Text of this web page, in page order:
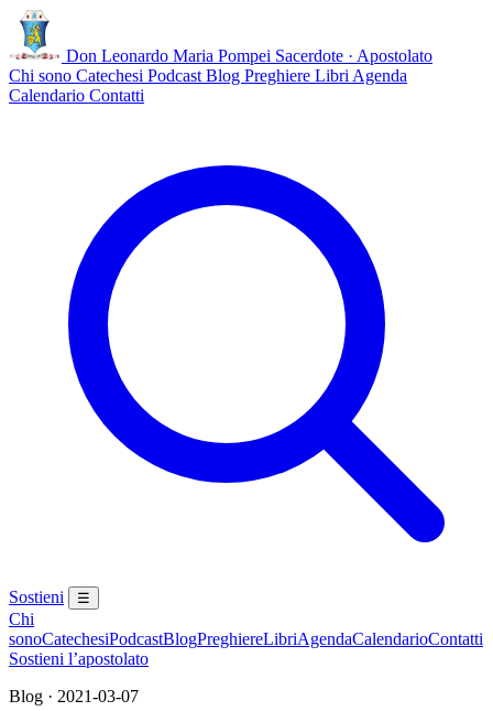
Don Leonardo Maria Pompei Sacerdote · Apostolato
Chi sono Catechesi Podcast Blog Preghiere Libri Agenda
Calendario Contatti
Sostieni ☰
Chi
sonoCatechesiPodcastBlogPreghiereLibriAgendaCalendarioContatti
Sostieni l’apostolato
Blog · 2021-03-07